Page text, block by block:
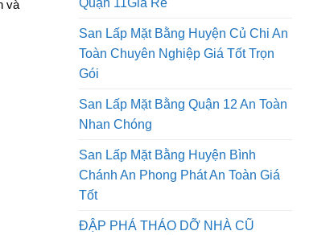
Quận 6 Quận, 9 Quận, 5 Quận , 4
Quận 3 Quận 7 Quận 8 Quận 10,
Quận 11Giá Rẻ
San Lấp Mặt Bằng Huyện Củ Chi An
Toàn Chuyên Nghiệp Giá Tốt Trọn
Gói
San Lấp Mặt Bằng Quận 12 An Toàn
Nhan Chóng
San Lấp Mặt Bằng Huyện Bình
Chánh An Phong Phát An Toàn Giá